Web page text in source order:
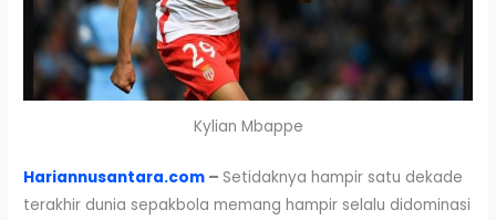
Kylian Mbappe
Hariannusantara.com – Setidaknya hampir satu dekade
terakhir dunia sepakbola memang hampir selalu didominasi